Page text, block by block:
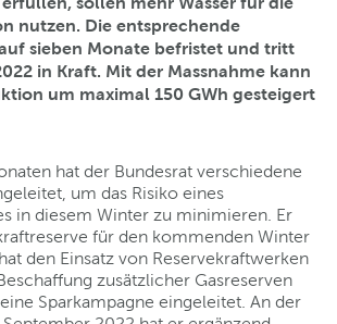
nutzen. Die entsprechende
sieben Monate befristet und tritt
in Kraft. Mit der Massnahme kann
um maximal 150 GWh gesteigert
hat der Bundesrat verschiedene
um das Risiko eines
in diesem Winter zu minimieren. Er
für den kommenden Winter
den Einsatz von Reservekraftwerken
zusätzlicher Gasreserven
Sparkampagne eingeleitet. An der